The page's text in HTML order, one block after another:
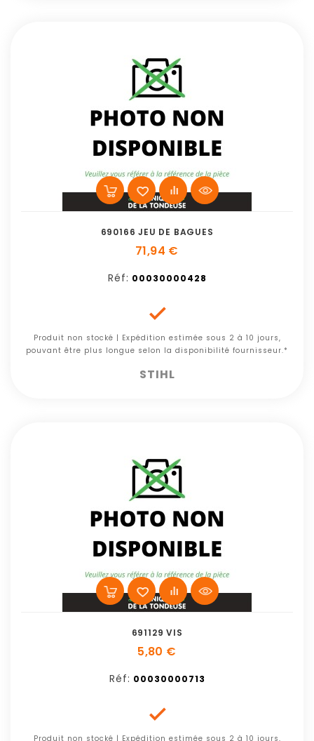
690166 JEU DE BAGUES
71,94 €
Réf: 00030000428

Produit non stocké | Expédition estimée sous 2 à 10 jours,
pouvant être plus longue selon la disponibilité fournisseur.*
STIHL
691129 VIS
5,80 €
Réf: 00030000713

Produit non stocké | Expédition estimée sous 2 à 10 jours,